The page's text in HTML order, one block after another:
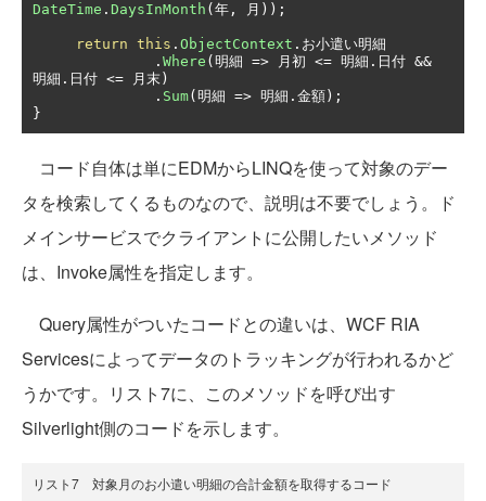
DateTime . DaysInMonth (年, 月));
return this . ObjectContext .お小遣い明細
. Where (明細 => 月初 <= 明細.日付 &&
明細.日付 <=
月末)
. Sum(明細 => 明細.金額);
}
コード自体は単にEDMからLINQを使って対象のデー
タを検索してくるものなので、説明は不要でしょう。ド
メインサービスでクライアントに公開したいメソッド
は、Invoke属性を指定します。
Query属性がついたコードとの違いは、WCF RIA
Servicesによってデータのトラッキングが行われるかど
うかです。リスト7に、このメソッドを呼び出す
Silverlight側のコードを示します。
リスト7 対象月のお小遣い明細の合計金額を取得するコード